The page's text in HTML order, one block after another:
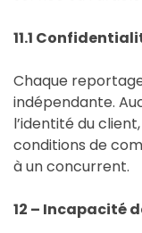
11.1
Chaque
indépendante.
l’identité du
conditions de
à un concurrent.
12 – Incapacité